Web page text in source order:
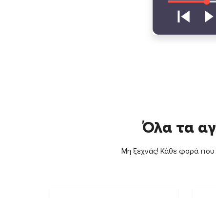
Όλα τα
Μη ξεχνάς! Κάθε φορά που